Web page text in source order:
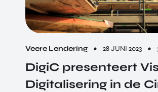
Veere Lendering 28 JUNI 2023
DigiC presenteert
Digitalisering in de